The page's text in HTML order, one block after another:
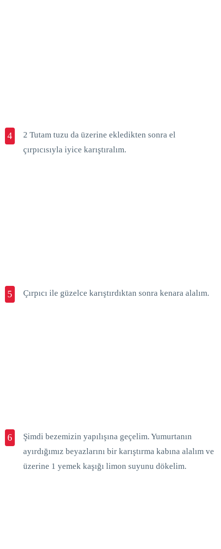
4
2 Tutam tuzu da üzerine ekledikten sonra el
çırpıcısıyla iyice karıştıralım.
5 Çırpıcı ile güzelce karıştırdıktan sonra kenara alalım.
6
Şimdi bezemizin yapılışına geçelim. Yumurtanın
ayırdığımız beyazlarını bir karıştırma kabına alalım ve
üzerine 1 yemek kaşığı limon suyunu dökelim.